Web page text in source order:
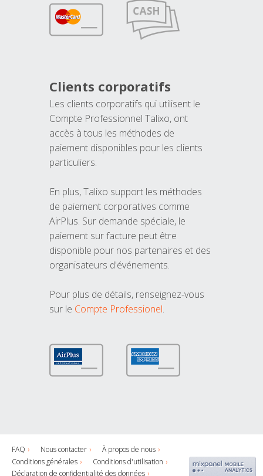
Clients corporatifs
Les clients corporatifs qui utilisent le
Compte Professionnel Talixo, ont
accès à tous les méthodes de
paiement disponibles pour les clients
particuliers.
En plus, Talixo support les méthodes
de paiement corporatives comme
AirPlus. Sur demande spéciale, le
paiement sur facture peut être
disponible pour nos partenaires et des
organisateurs d'événements.
Pour plus de détails, renseignez-vous
sur le Compte Professionel.
FAQ Nous contacter
À propos de nous
Conditions générales
Conditions d'utilisation
Déclaration de confidentialité des données